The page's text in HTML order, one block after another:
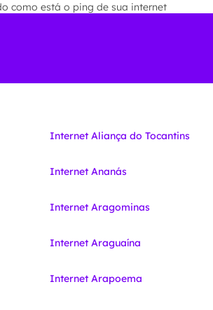
como está o ping de sua internet
Internet Aliança do Tocantins
Internet Ananás
Internet Aragominas
Internet Araguaína
Internet Arapoema